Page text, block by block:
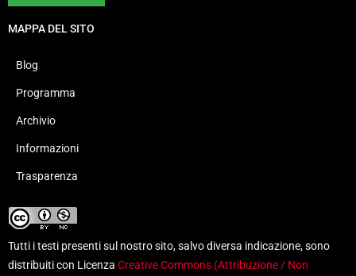
MAPPA DEL SITO
Blog
Programma
Archivio
Informazioni
Trasparenza
Tutti i testi presenti sul nostro sito, salvo diversa indicazione, sono
distribuiti con Licenza Creative Commons (Attribuzione / Non